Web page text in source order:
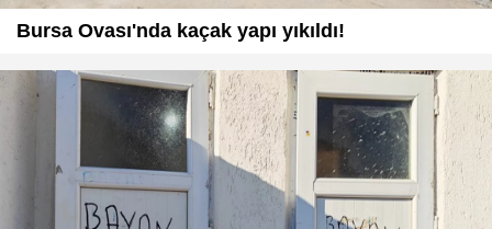
Bursa Ovası'nda kaçak yapı yıkıldı!